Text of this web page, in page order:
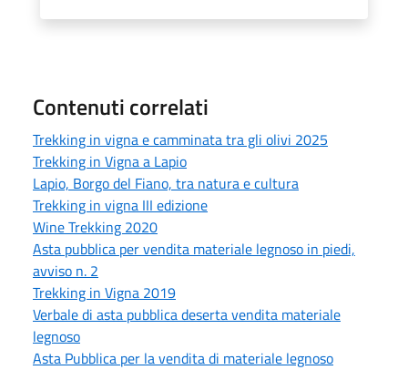
Contenuti correlati
Trekking in vigna e camminata tra gli olivi 2025
Trekking in Vigna a Lapio
Lapio, Borgo del Fiano, tra natura e cultura
Trekking in vigna III edizione
Wine Trekking 2020
Asta pubblica per vendita materiale legnoso in piedi,
avviso n. 2
Trekking in Vigna 2019
Verbale di asta pubblica deserta vendita materiale
legnoso
Asta Pubblica per la vendita di materiale legnoso